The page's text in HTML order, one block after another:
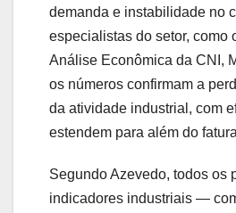
demanda e instabilidade no
especialistas do setor, como
Análise Econômica da CNI,
os números confirmam a
da atividade industrial, com
estendem para além do
Segundo Azevedo, todos os
indicadores industriais —